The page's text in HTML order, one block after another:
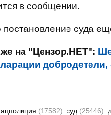
в сообщении.
постановление суда
на "Цензор.НЕТ":
(17582) суд (25446)